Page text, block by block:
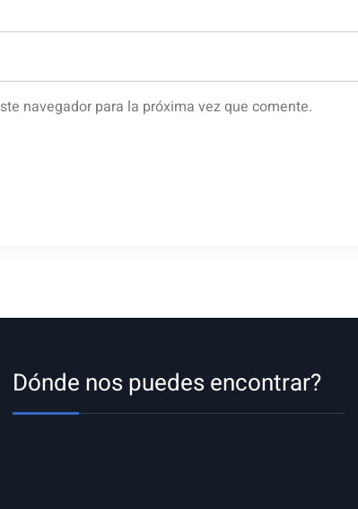
navegador para la próxima vez que comente.
Dónde nos puedes encontrar?